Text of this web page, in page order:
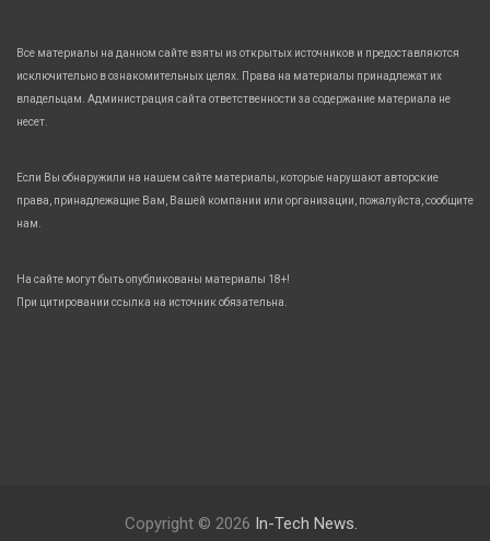
Все материалы на данном сайте взяты из открытых источников и предоставляются
исключительно в ознакомительных целях. Права на материалы принадлежат их
владельцам. Администрация сайта ответственности за содержание материала не
несет.
Если Вы обнаружили на нашем сайте материалы, которые нарушают авторские
права, принадлежащие Вам, Вашей компании или организации, пожалуйста, сообщите
нам.
На сайте могут быть опубликованы материалы 18+!
При цитировании ссылка на источник обязательна.
Copyright © 2026 In-Tech News.